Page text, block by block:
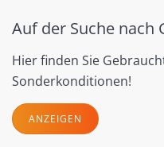
Auf der Suche nach
Hier finden Sie
Sonderkonditionen!
ANZEIGEN